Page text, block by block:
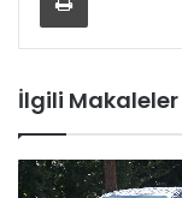
İlgili Makaleler